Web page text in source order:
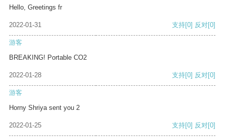
Hello, Greetings fr
2022-01-31 支持[0] 反对[0]
游客
BREAKING! Portable CO2
2022-01-28 支持[0] 反对[0]
游客
Horny Shriya sent you 2
2022-01-25 支持[0] 反对[0]